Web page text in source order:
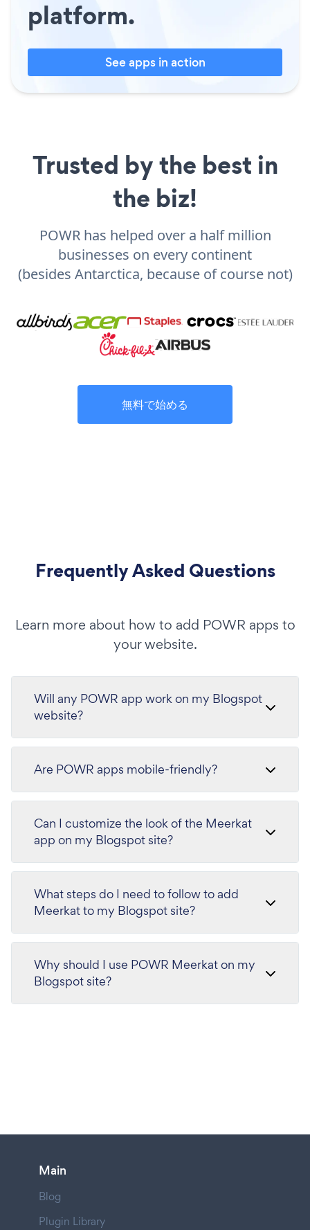
platform.
See apps in action
Trusted by the best in
the biz!
POWR has helped over a half million
businesses on every continent
(besides Antarctica, because of course not)
無料で始める
Frequently Asked Questions
Learn more about how to add POWR apps to
your website.
Will any POWR app work on my Blogspot
website?
Are POWR apps mobile-friendly?
Can I customize the look of the Meerkat
app on my Blogspot site?
What steps do I need to follow to add
Meerkat to my Blogspot site?
Why should I use POWR Meerkat on my
Blogspot site?
Main
Blog
Plugin Library